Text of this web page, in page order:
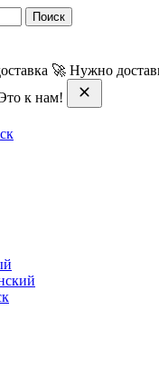
Поиск
🚀 Нужно
к нам!